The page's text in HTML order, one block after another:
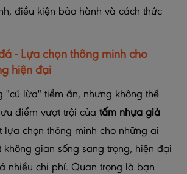
điều kiện bảo hành và cách thức
- Lựa chọn thông minh cho
hiện đại
"cú lừa" tiềm ẩn, nhưng không thể
điểm vượt trội của tấm nhựa giả
lựa chọn thông minh cho những ai
không gian sống sang trọng, hiện đại
nhiều chi phí. Quan trọng là bạn